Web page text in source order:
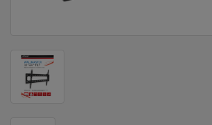
KLIMATIZACIJA